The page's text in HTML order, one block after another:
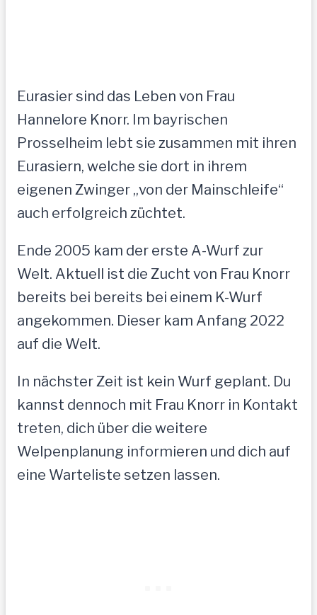
Eurasier sind das Leben von Frau
Hannelore Knorr. Im bayrischen
Prosselheim lebt sie zusammen mit ihren
Eurasiern, welche sie dort in ihrem
eigenen Zwinger „von der Mainschleife“
auch erfolgreich züchtet.
Ende 2005 kam der erste A-Wurf zur
Welt. Aktuell ist die Zucht von Frau Knorr
bereits bei bereits bei einem K-Wurf
angekommen. Dieser kam Anfang 2022
auf die Welt.
In nächster Zeit ist kein Wurf geplant. Du
kannst dennoch mit Frau Knorr in Kontakt
treten, dich über die weitere
Welpenplanung informieren und dich auf
eine Warteliste setzen lassen.